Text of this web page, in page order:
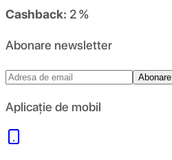
Cashback: 2 %
Abonare newsletter
Abonare
Aplicație de mobil